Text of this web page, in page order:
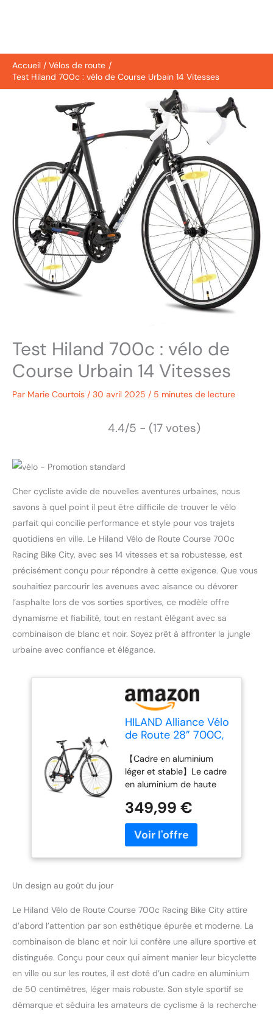
Accueil
Vélos de route
Test Hiland 700c : vélo de Course Urbain 14 Vitesses
Test Hiland 700c : vélo de
Course Urbain 14 Vitesses
Par Marie Courtois / 30 avril 2025 / 5 minutes de lecture
4.4/5 - (17 votes)
Cher cycliste avide de nouvelles aventures urbaines, nous
savons à quel point il peut être difficile de trouver le vélo
parfait qui concilie performance et style pour vos trajets
quotidiens en ville. Le Hiland Vélo de Route Course 700c
Racing Bike City, avec ses 14 vitesses et sa robustesse, est
précisément conçu pour répondre à cette exigence. Que vous
souhaitiez parcourir les avenues avec aisance ou dévorer
l’asphalte lors de vos sorties sportives, ce modèle offre
dynamisme et fiabilité, tout en restant élégant avec sa
combinaison de blanc et noir. Soyez prêt à affronter la jungle
urbaine avec confiance et élégance.
HILAND Alliance Vélo
de Route 28” 700C,
Aluminium 57 cm,
Vélo de Ville et
Pendulaire pour
Homme et Femme,
Plusieurs Tailles, Noir
【Cadre en aluminium
léger et stable】Le cadre
en aluminium de haute
compromis entre légèreté
et stabilité. Résistant et
maniable, il est idéal pour
les déplacements
quotidiens en ville
précise à 14 vitesses】
Équipé d’un système de
dérailleur fiable à 14
permet des changements
de rapport rapides et
efficaces. Parfait pour
s’adapter au trafic urbain,
349,99 €
Un design au goût du jour
Le Hiland Vélo de Route Course 700c Racing Bike City attire
d’abord l’attention par son esthétique épurée et moderne. La
combinaison de blanc et noir lui confère une allure sportive et
distinguée. Conçu pour ceux qui aiment manier leur bicyclette
en ville ou sur les routes, il est doté d’un cadre en aluminium
de 50 centimètres, léger mais robuste. Son style sportif se
démarque et séduira les amateurs de cyclisme à la recherche